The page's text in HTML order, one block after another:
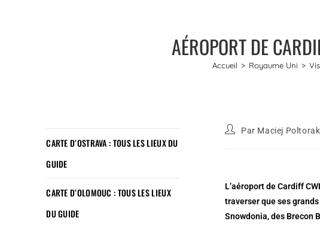
AÉROPORT DE
Accueil > Royaume Uni >
CARTE D’OSTRAVA : TOUS LES LIEUX DU
GUIDE
CARTE D’OLOMOUC : TOUS LES LIEUX
DU GUIDE
Par Maciej Poltorak
L’aéroport de Cardiff
traverser que ses
Snowdonia, des Brecon